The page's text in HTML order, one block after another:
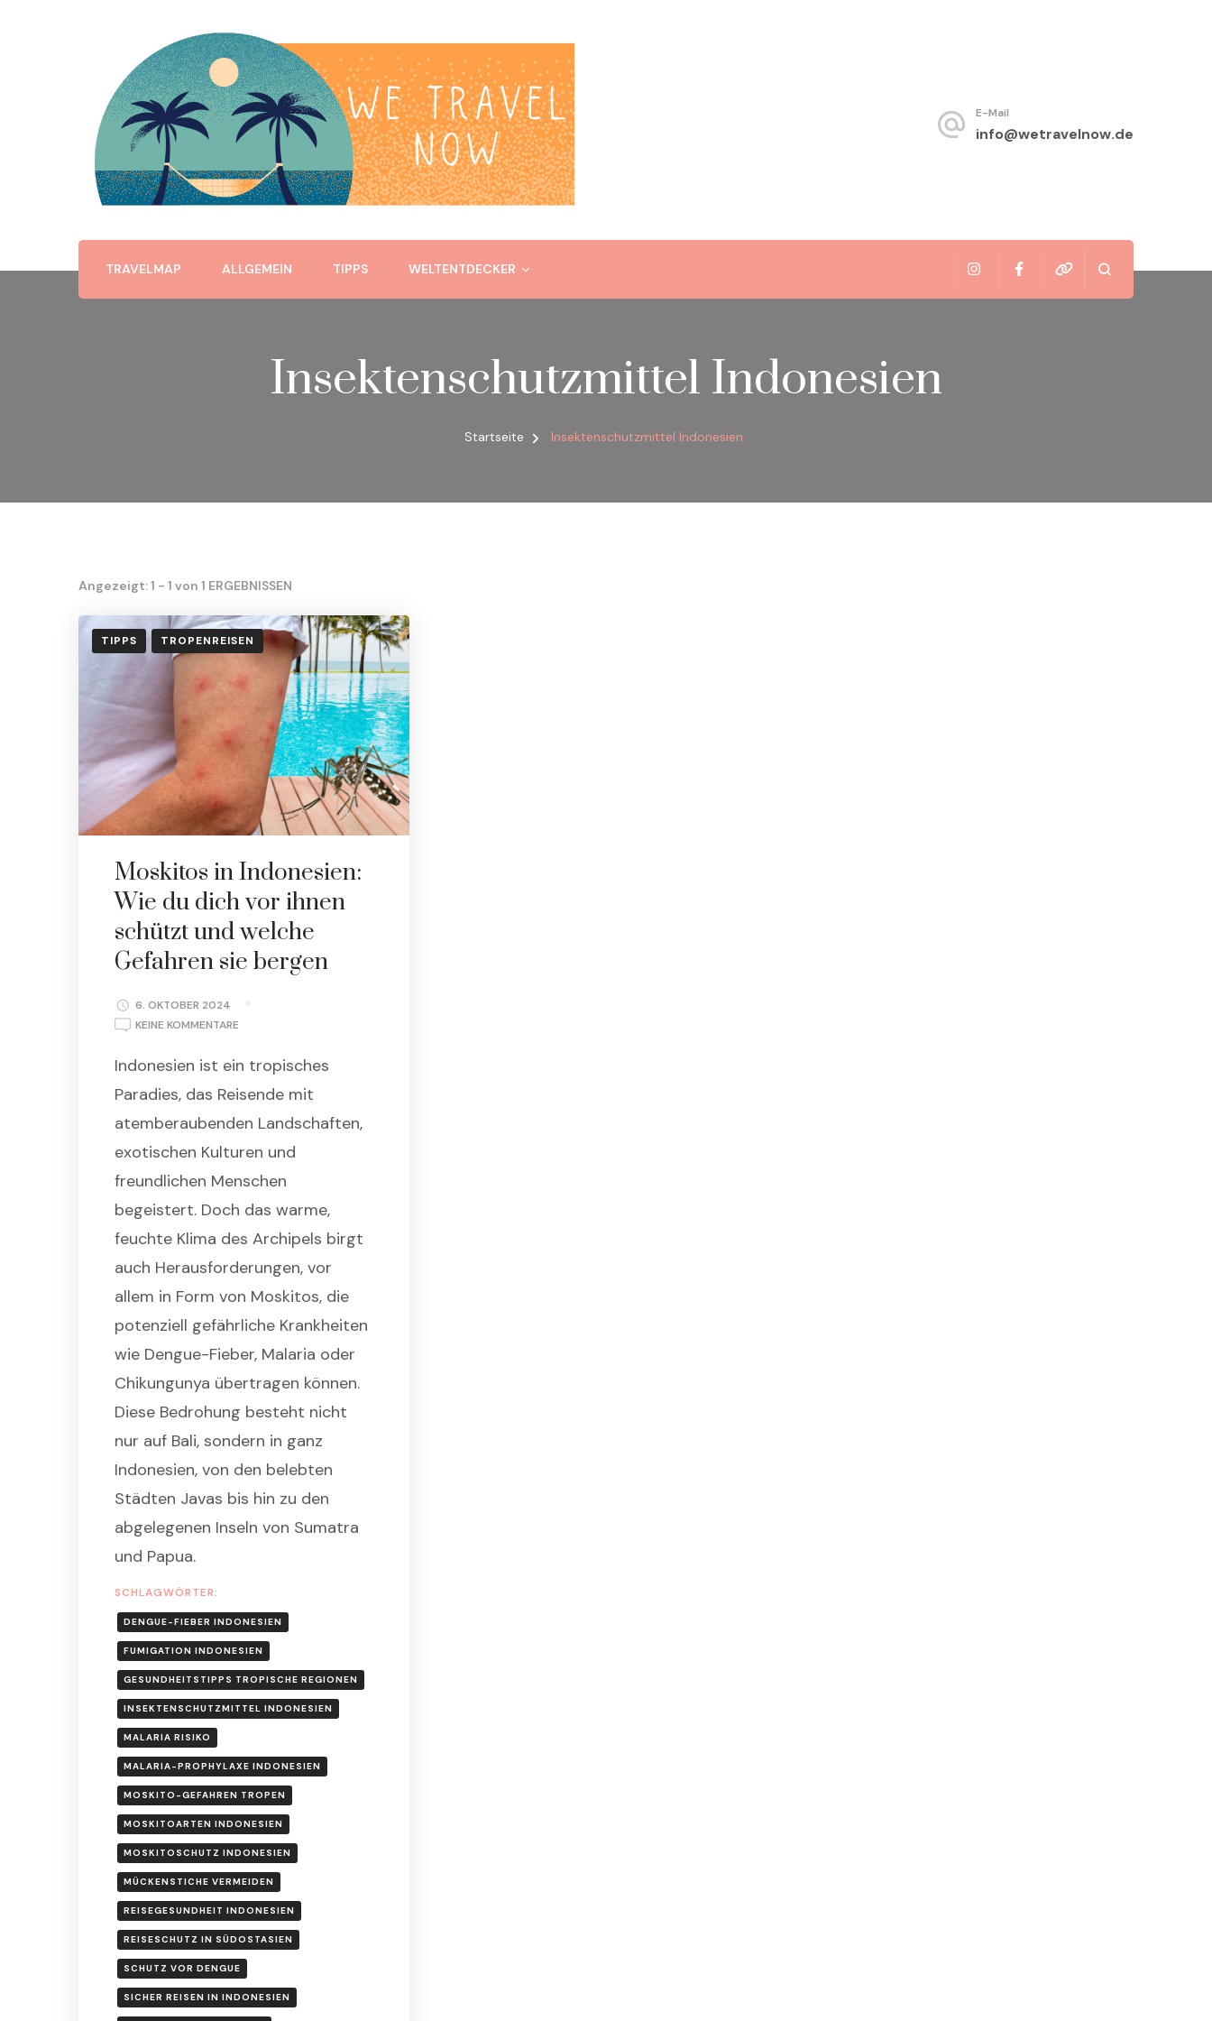
WE TRAVEL NOW
Reisen mit Kindern
E-Mail
info@wetravelnow.de
TRAVELMAP ALLGEMEIN TIPPS WELTENTDECKER
Insektenschutzmittel Indonesien
Startseite Insektenschutzmittel Indonesien
Angezeigt: 1 - 1 von 1 ERGEBNISSEN
TIPPS TROPENREISEN
Moskitos in Indonesien:
Wie du dich vor ihnen
schützt und welche
Gefahren sie bergen
6. OKTOBER 2024
KEINE KOMMENTARE
IN
WIE
DU
VOR
IHNEN
UND
WELCHE
SIE
BERGEN
Indonesien ist ein tropisches
Paradies, das Reisende mit
atemberaubenden Landschaften,
exotischen Kulturen und
freundlichen Menschen
begeistert. Doch das warme,
feuchte Klima des Archipels birgt
auch Herausforderungen, vor
allem in Form von Moskitos, die
potenziell gefährliche Krankheiten
wie Dengue-Fieber, Malaria oder
Chikungunya übertragen können.
Diese Bedrohung besteht nicht
nur auf Bali, sondern in ganz
Indonesien, von den belebten
Städten Javas bis hin zu den
abgelegenen Inseln von Sumatra
und Papua.
SCHLAGWÖRTER:
DENGUE-FIEBER INDONESIEN
FUMIGATION INDONESIEN
GESUNDHEITSTIPPS TROPISCHE REGIONEN
INSEKTENSCHUTZMITTEL INDONESIEN
MALARIA RISIKO
MALARIA-PROPHYLAXE INDONESIEN
MOSKITO-GEFAHREN TROPEN
MOSKITOARTEN INDONESIEN
MOSKITOSCHUTZ INDONESIEN
MÜCKENSTICHE VERMEIDEN
REISEGESUNDHEIT INDONESIEN
REISESCHUTZ IN SÜDOSTASIEN
SCHUTZ VOR DENGUE
SICHER REISEN IN INDONESIEN